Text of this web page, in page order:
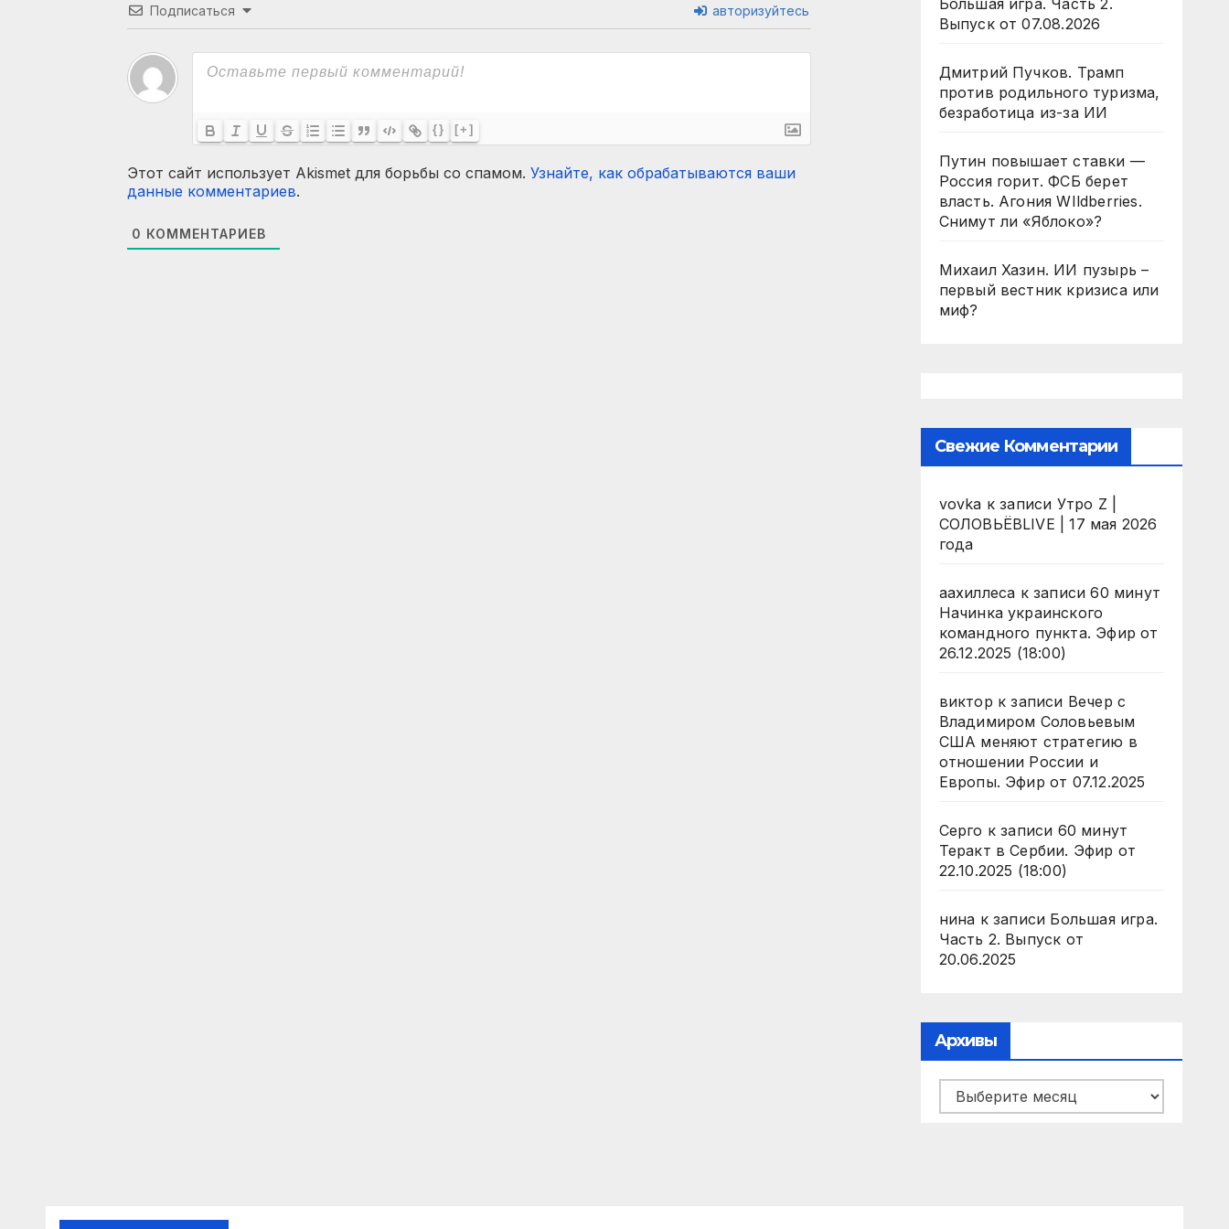
Подписаться авторизуйтесь
{} [+]
Этот сайт использует Akismet для борьбы со спамом. Узнайте, как обрабатываются ваши
данные комментариев.
0 КОММЕНТАРИЕВ
Большая игра. Часть 2.
Выпуск от 07.08.2026
Дмитрий Пучков. Трамп
против родильного туризма,
безработица из-за ИИ
Путин повышает ставки —
Россия горит. ФСБ берет
власть. Агония WIldberries.
Снимут ли «Яблоко»?
Михаил Хазин. ИИ пузырь –
первый вестник кризиса или
миф?
Свежие Комментарии
vovka к записи Утро Z |
СОЛОВЬЁВLIVE | 17 мая 2026
года
аахиллеса к записи60 минут
Начинка украинского
командного пункта. Эфир от
26.12.2025 (18:00)
виктор к записи Вечер с
Владимиром Соловьевым
США меняют стратегию в
отношении России и
Европы. Эфир от 07.12.2025
Серго к записи 60 минут
Теракт в Сербии. Эфир от
22.10.2025 (18:00)
нина к записи Большая игра.
Часть 2. Выпуск от
20.06.2025
Архивы
Архивы